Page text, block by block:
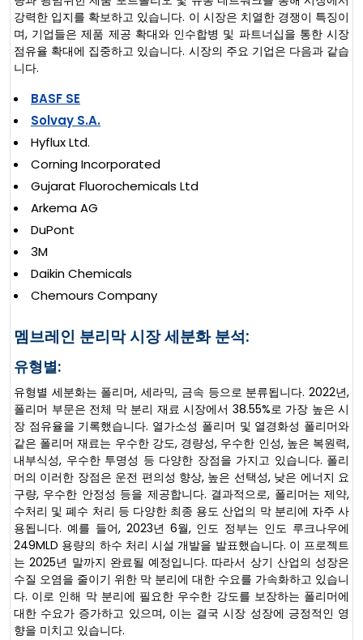
강력한 입지를 확보하고 있습니다. 이 시장은 치열한 경쟁이 특징이
며, 기업들은 제품 제공 확대와 인수합병 및 파트너십을 통한 시장
점유율 확대에 집중하고 있습니다. 시장의 주요 기업은 다음과 같습
니다.
BASF SE
Solvay S.A.
Hyflux Ltd.
Corning Incorporated
Gujarat Fluorochemicals Ltd
Arkema AG
DuPont
3M
Daikin Chemicals
Chemours Company
멤브레인 분리막 시장 세분화 분석:
유형별:
유형별 세분화는 폴리머, 세라믹, 금속 등으로 분류됩니다. 2022년,
폴리머 부문은 전체 막 분리 재료 시장에서 38.55%로 가장 높은 시
장 점유율을 기록했습니다. 열가소성 폴리머 및 열경화성 폴리머와
같은 폴리머 재료는 우수한 강도, 경량성, 우수한 인성, 높은 복원력,
내부식성, 우수한 투명성 등 다양한 장점을 가지고 있습니다. 폴리
머의 이러한 장점은 운전 편의성 향상, 높은 선택성, 낮은 에너지 요
구량, 우수한 안정성 등을 제공합니다. 결과적으로, 폴리머는 제약,
수처리 및 폐수 처리 등 다양한 최종 용도 산업의 막 분리에 자주 사
용됩니다. 예를 들어, 2023년 6월, 인도 정부는 인도 루크나우에
249MLD 용량의 하수 처리 시설 개발을 발표했습니다. 이 프로젝트
는 2025년 말까지 완료될 예정입니다. 따라서 상기 산업의 성장은
수질 오염을 줄이기 위한 막 분리에 대한 수요를 가속화하고 있습니
다. 이로 인해 막 분리에 필요한 우수한 강도를 보장하는 폴리머에
대한 수요가 증가하고 있으며, 이는 결국 시장 성장에 긍정적인 영
향을 미치고 있습니다.